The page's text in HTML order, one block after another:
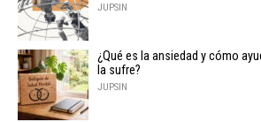
JUPSIN
¿Qué es la ansiedad y cómo
la sufre?
JUPSIN